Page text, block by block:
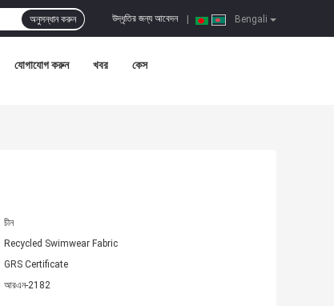
Bengali
উদ্ধৃতির জন্য আবেদন
অনুসন্ধান করুন
যোগাযোগ করুন খবর কেস
চীন
Recycled Swimwear Fabric
GRS Certificate
আরএন-2182